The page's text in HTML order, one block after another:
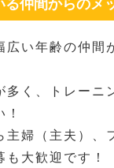
る仲間からのメ
広い年齢の仲間
多く、トレーニ
主婦（主夫）、
大歓迎です！